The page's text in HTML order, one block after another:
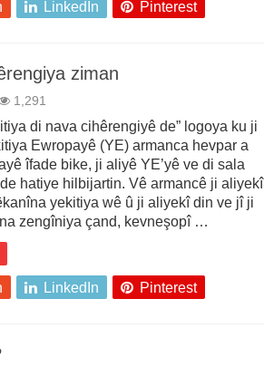
LinkedIn Pinterest
ziman
1,291
di nava cihêrengiyê de” logoya ku ji
Ewropayê (YE) armanca hevpar a
îfade bike, ji aliyê YE’yê ve di sala
de hatiye hilbijartin. Vê armancê ji aliyekî
yekitiya wê û ji aliyekî din ve jî ji
zengîniya çand, kevneşopî …
LinkedIn Pinterest